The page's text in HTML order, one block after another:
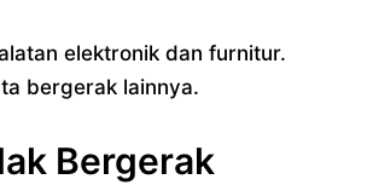
elektronik dan furnitur.
bergerak lainnya.
Bergerak